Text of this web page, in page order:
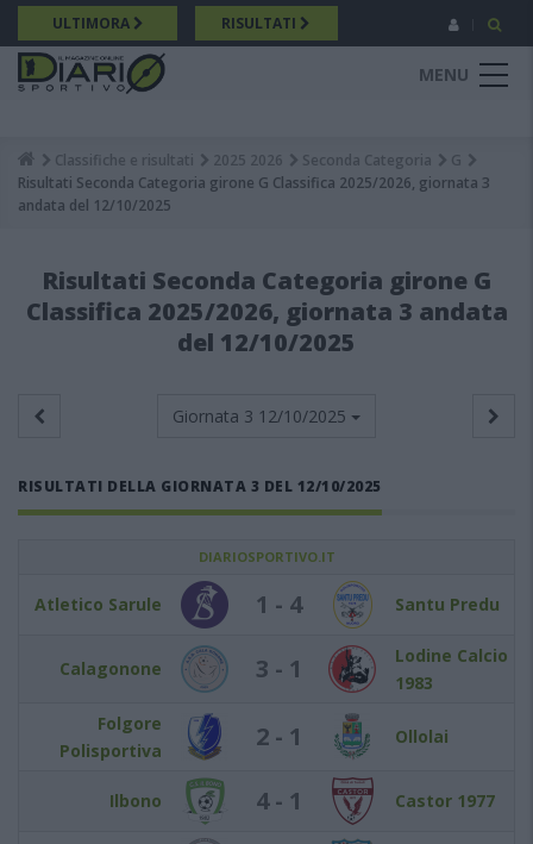
Salta
al
contenuto
principale
ULTIMORA RISULTATI
MENU
Breadcrumb
Classifiche e risultati 2025 2026 Seconda Categoria
G
Risultati Seconda Categoria girone G Classifica 2025/2026, giornata 3
andata del 12/10/2025
Risultati Seconda Categoria girone G
Classifica 2025/2026, giornata 3 andata
del 12/10/2025
Giornata 3 12/10/2025
RISULTATI DELLA GIORNATA 3 DEL 12/10/2025
DIARIOSPORTIVO.IT
Atletico Sarule 1 - 4 Santu Predu
Calagonone 3 - 1
Lodine Calcio
1983
Folgore
Polisportiva
2 - 1 Ollolai
Ilbono 4 - 1 Castor 1977